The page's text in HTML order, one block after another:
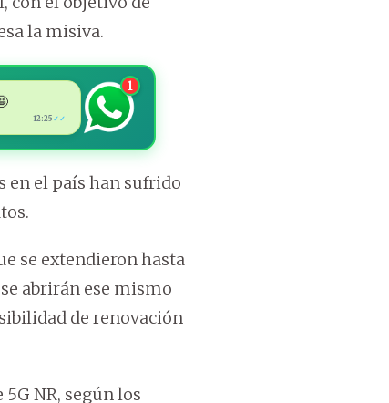
la misiva.
12:25 ✓✓
1
en el país han sufrido
se extendieron hasta
abrirán ese mismo
de renovación
NR, según los